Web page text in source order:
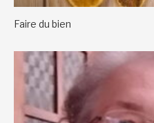
Faire du bien